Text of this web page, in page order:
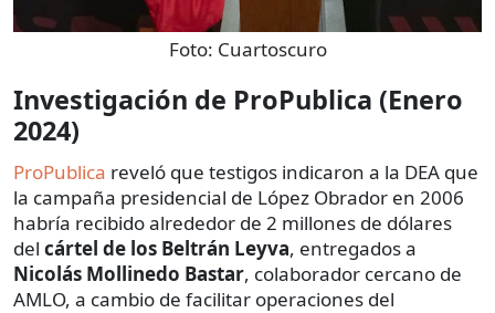
Foto: Cuartoscuro
Investigación de ProPublica (Enero
2024)
ProPublica reveló que testigos indicaron a la DEA que
la campaña presidencial de López Obrador en 2006
habría recibido alrededor de 2 millones de dólares
del cártel de los Beltrán Leyva, entregados a
Nicolás Mollinedo Bastar, colaborador cercano de
AMLO, a cambio de facilitar operaciones del